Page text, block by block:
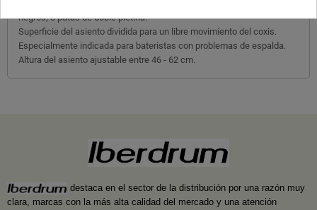
negros, 3 patas de doble pletina.
Superficie del asiento dividida para un libre movimiento del coxis.
Especialmente indicada para bateristas con problemas de espalda.
Altura del asiento ajustable entre 46 - 62 cm.
destaca en el sector de la distribución por una razón muy
clara, marcas con la más alta calidad del mercado y una atención